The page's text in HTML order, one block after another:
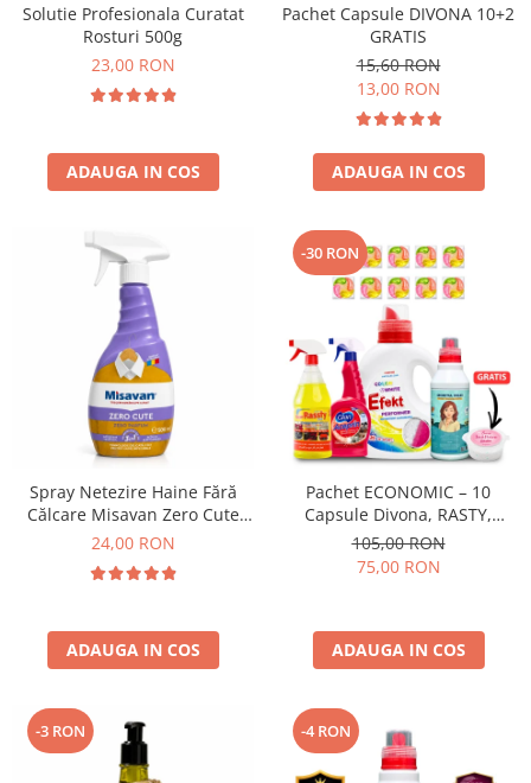
Solutie Profesionala Curatat
Rosturi 500g
23,00 RON
ADAUGA IN COS
Pachet Capsule DIVONA 10+2
GRATIS
15,60 RON
13,00 RON
ADAUGA IN COS
Spray Netezire Haine Fără
Călcare Misavan Zero Cute
Zero Parfum 500 ml
24,00 RON
ADAUGA IN COS
-30 RON
Pachet ECONOMIC – 10
Capsule Divona, RASTY,
ACEPRIN, Efekt, Secretul Deliei
+ Sare Inalbire GRATIS
105,00 RON
75,00 RON
ADAUGA IN COS
-3 RON -4 RON